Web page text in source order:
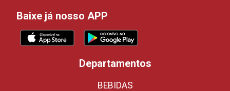
Baixe já nosso APP
Departamentos
BEBIDAS